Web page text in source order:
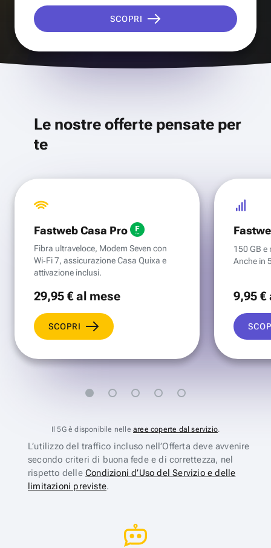
SCOPRI
Le nostre offerte pensate per
te
Fastweb Casa Pro
Fibra ultraveloce, Modem Seven con
Wi‑Fi 7, assicurazione Casa Quixa e
attivazione inclusi.
29,95 €al mese
SCOPRI
150 GB e
Anche in
9,95 €
Il 5G è disponibile nelle aree coperte dal servizio.
L’utilizzo del traffico incluso nell’Offerta deve avvenire
secondo criteri di buona fede e di correttezza, nel
rispetto delle Condizioni d’Uso del Servizio e delle
limitazioni previste.